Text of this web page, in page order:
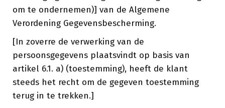
om te ondernemen)] van de Algemene
Verordening Gegevensbescherming.
[In zoverre de verwerking van de
persoonsgegevens plaatsvindt op basis van
artikel 6.1. a) (toestemming), heeft de klant
steeds het recht om de gegeven toestemming
terug in te trekken.]